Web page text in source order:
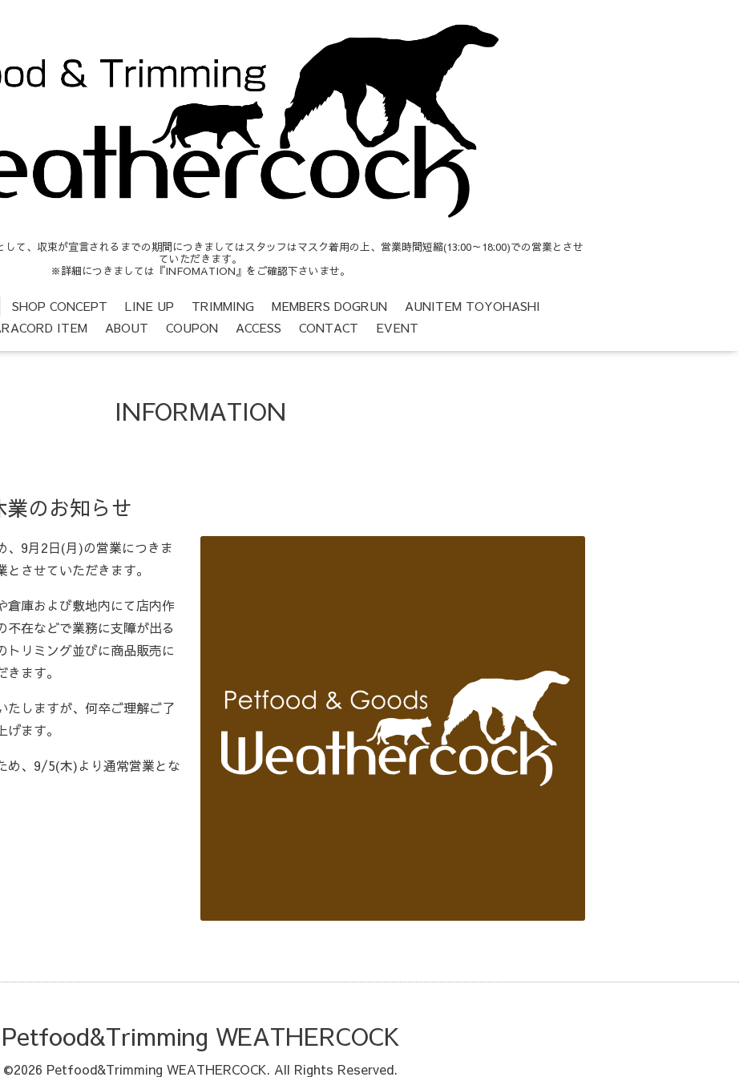
て、収束が宣言されるまでの期間につきましてはスタッフはマスク着用の上、営業時間短縮(13:00～18:00)での営業とさせ
ていただきます。
※詳細につきましては『INFOMATION』をご確認下さいませ。
SHOP CONCEPT LINE UP TRIMMING MEMBERS DOGRUN
AUNITEM TOYOHASHI
ITEM
ABOUT COUPON ACCESS CONTACT EVENT
INFORMATION
業のお知らせ
、9月2日(月)の営業につきま
させていただきます。
倉庫および敷地内にて店内作
不在などで業務に支障が出る
トリミング並びに商品販売に
ます。
たしますが、何卒ご理解ご了
ます。
め、9/5(木)より通常営業とな
Petfood&Trimming WEATHERCOCK
©2026 Petfood&Trimming WEATHERCOCK. All Rights Reserved.